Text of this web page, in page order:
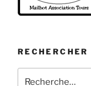
RECHERCHER